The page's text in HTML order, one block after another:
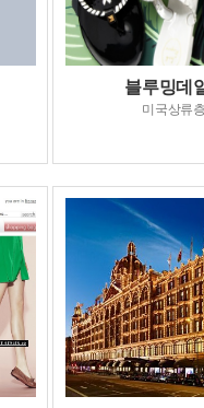
블루밍데
미국상류